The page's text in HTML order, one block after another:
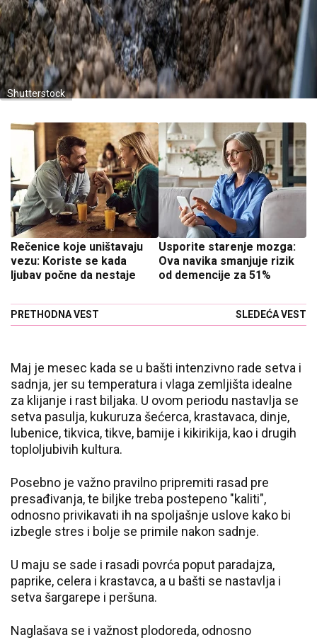
Shutterstock
Rečenice koje uništavaju
vezu: Koriste se kada
ljubav počne da nestaje
PRETHODNA VEST
Usporite starenje mozga:
Ova navika smanjuje rizik
od demencije za 51%
SLEDEĆA VEST
Maj je mesec kada se u bašti intenzivno rade setva i
sadnja, jer su temperatura i vlaga zemljišta idealne
za klijanje i rast biljaka. U ovom periodu nastavlja se
setva pasulja, kukuruza šećerca, krastavaca, dinje,
lubenice, tikvica, tikve, bamije i kikirikija, kao i drugih
toploljubivih kultura.
Posebno je važno pravilno pripremiti rasad pre
presađivanja, te biljke treba postepeno "kaliti",
odnosno privikavati ih na spoljašnje uslove kako bi
izbegle stres i bolje se primile nakon sadnje.
U maju se sade i rasadi povrća poput paradajza,
paprike, celera i krastavca, a u bašti se nastavlja i
setva šargarepe i peršuna.
Naglašava se i važnost plodoreda, odnosno